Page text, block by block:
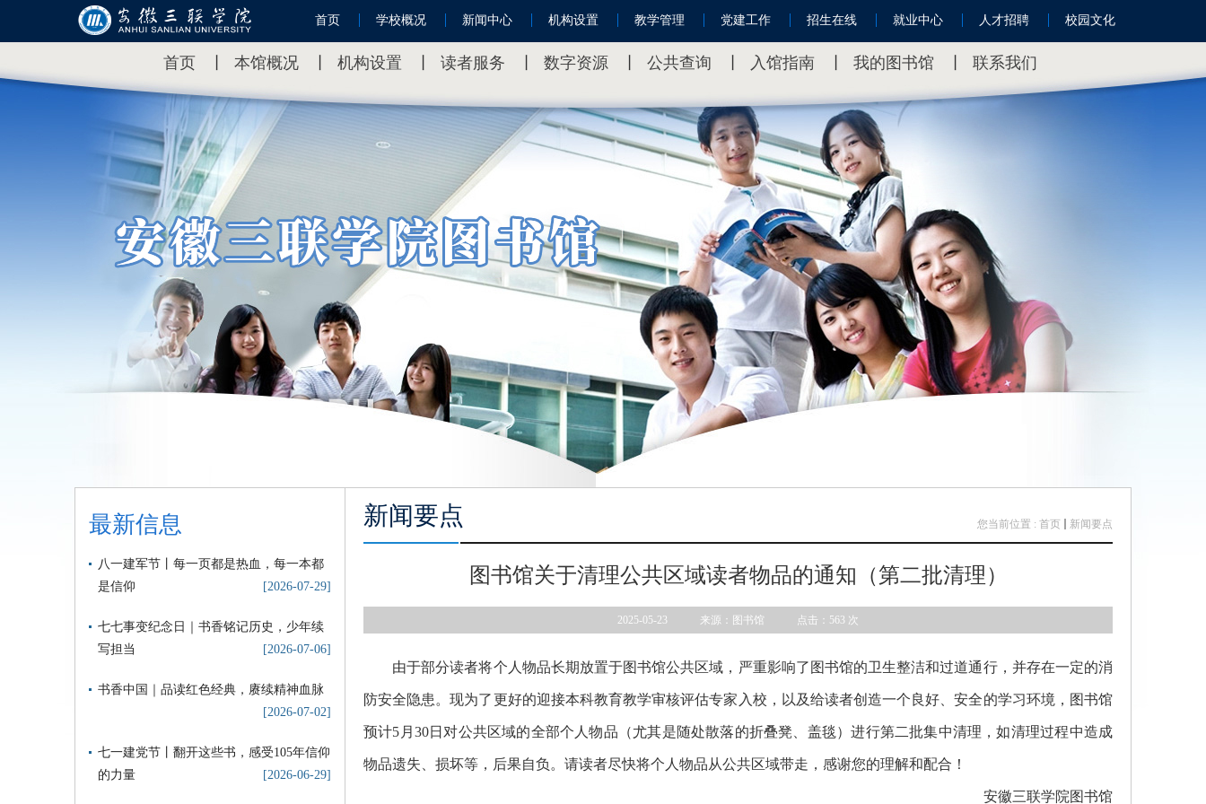
首页 学校概况 新闻中心 机构设置 教学管理 党建工作 招生在线 就业中心 人才招聘 校园文化
首页 本馆概况 机构设置 读者服务 数字资源 公共查询 入馆指南 我的图书馆 联系我们
最新信息
八一建军节丨每一页都是热血，每一本都
是信仰
[2026-07-29]
七七事变纪念日｜书香铭记历史，少年续
写担当
[2026-07-06]
书香中国｜品读红色经典，赓续精神血脉
[2026-07-02]
七一建党节丨翻开这些书，感受105年信仰
的力量
[2026-06-29]
您当前位置 : 首页 新闻要点
新闻要点
图书馆关于清理公共区域读者物品的通知（第二批清理）
2025-05-23 来源：图书馆 点击： 563 次
由于部分读者将个人物品长期放置于图书馆公共区域，严重影响了图书馆的卫生整洁和过道通行，并存在一定的消
防安全隐患。现为了更好的迎接本科教育教学审核评估专家入校，以及给读者创造一个良好、安全的学习环境，图书馆
预计5月30日对公共区域的全部个人物品（尤其是随处散落的折叠凳、盖毯）进行第二批集中清理，如清理过程中造成
物品遗失、损坏等，后果自负。请读者尽快将个人物品从公共区域带走，感谢您的理解和配合！
安徽三联学院图书馆